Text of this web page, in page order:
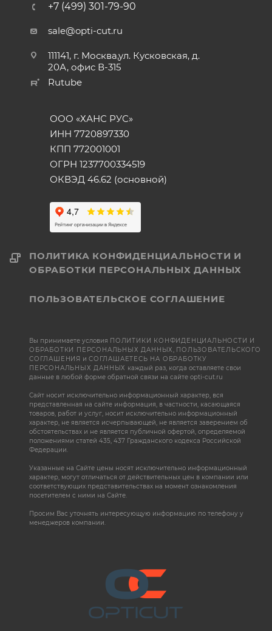
+7 (499) 301-79-90
sale@opti-cut.ru
111141, г. Москва,ул. Кусковская, д.
20А, офис В-315
Rutube
ООО «ХАНС РУС»
ИНН 7720897330
КПП 772001001
ОГРН 1237700334519
ОКВЭД 46.62 (основной)
ПОЛИТИКА КОНФИДЕНЦИАЛЬНОСТИ И
ОБРАБОТКИ ПЕРСОНАЛЬНЫХ ДАННЫХ
ПОЛЬЗОВАТЕЛЬСКОЕ СОГЛАШЕНИЕ
Вы принимаете условия ПОЛИТИКИ КОНФИДЕНЦИАЛЬНОСТИ И
ОБРАБОТКИ ПЕРСОНАЛЬНЫХ ДАННЫХ, ПОЛЬЗОВАТЕЛЬСКОГО
СОГЛАШЕНИЯ иСОГЛАШАЕТЕСЬ НА ОБРАБОТКУ
ПЕРСОНАЛЬНЫХ ДАННЫХ каждый раз, когда оставляете свои
данные в любой форме обратной связи на сайте opti-cut.ru
Сайт носит исключительно информационный характер, вся
представленная на сайте информация, в частности, касающаяся
товаров, работ и услуг, носит исключительно информационный
характер, не является исчерпывающей, не является заверением об
обстоятельствах и не является публичной офертой, определяемой
положениями статей 435, 437 Гражданского кодекса Российской
Федерации.
Указанные на Сайте цены носят исключительно информационный
характер, могут отличаться от действительных цен в компании или
соответствующих представительствах на момент ознакомления
посетителем с ними на Сайте.
Просим Вас уточнять интересующую информацию по телефону у
менеджеров компании.